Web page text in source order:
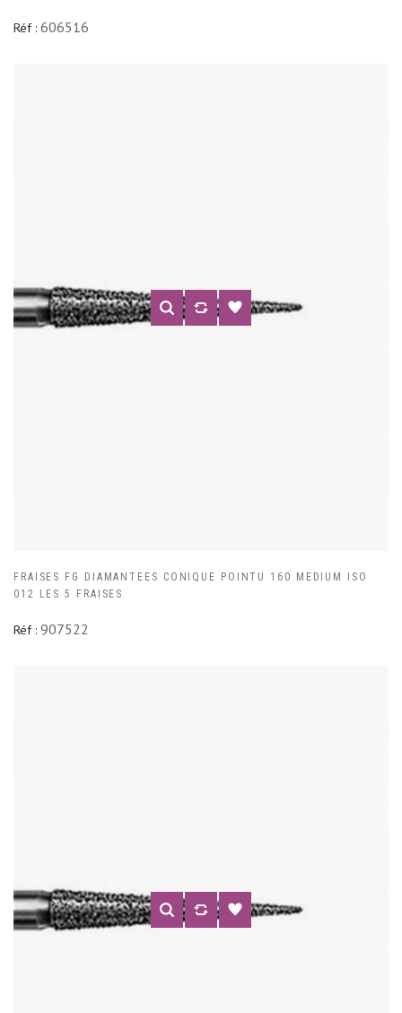
Réf : 606516
FRAISES FG DIAMANTEES CONIQUE POINTU 160 MEDIUM ISO
012 LES 5 FRAISES
Réf : 907522